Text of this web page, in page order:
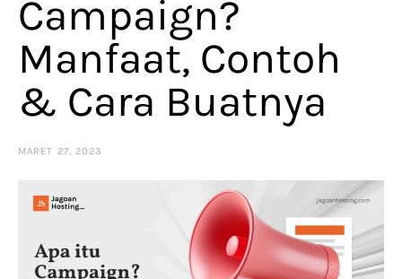
Campaign?
Manfaat, Contoh
& Cara Buatnya
MARET 27, 2023